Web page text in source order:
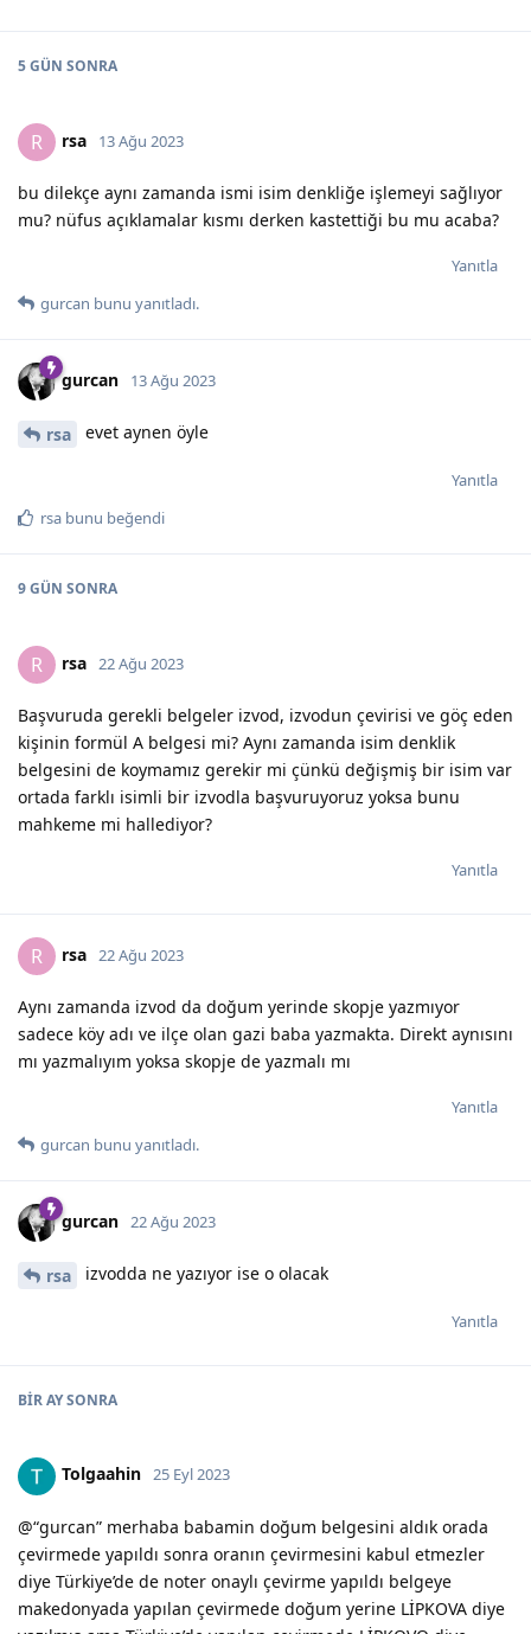
5 GÜN SONRA
R rsa 13 Ağu 2023
bu dilekçe aynı zamanda ismi isim denkliğe işlemeyi sağlıyor
mu? nüfus açıklamalar kısmı derken kastettiği bu mu acaba?
Yanıtla
gurcan bunu yanıtladı.
gurcan 13 Ağu 2023
rsa evet aynen öyle
Yanıtla
rsa bunu beğendi
9 GÜN SONRA
R rsa 22 Ağu 2023
Başvuruda gerekli belgeler izvod, izvodun çevirisi ve göç eden
kişinin formül A belgesi mi? Aynı zamanda isim denklik
belgesini de koymamız gerekir mi çünkü değişmiş bir isim var
ortada farklı isimli bir izvodla başvuruyoruz yoksa bunu
mahkeme mi hallediyor?
Yanıtla
R rsa 22 Ağu 2023
Aynı zamanda izvod da doğum yerinde skopje yazmıyor
sadece köy adı ve ilçe olan gazi baba yazmakta. Direkt aynısını
mı yazmalıyım yoksa skopje de yazmalı mı
Yanıtla
gurcan bunu yanıtladı.
gurcan 22 Ağu 2023
rsa izvodda ne yazıyor ise o olacak
Yanıtla
BIR AYSONRA
Tolgaahin 25 Eyl 2023
@“gurcan” merhaba babamin doğum belgesini aldık orada
çevirmede yapıldı sonra oranın çevirmesini kabul etmezler
diye Türkiye’de de noter onaylı çevirme yapıldı belgeye
makedonyada yapılan çevirmede doğum yerine LİPKOVA diye